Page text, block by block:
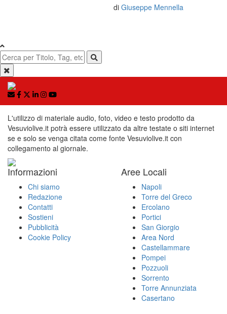
di Giuseppe Mennella
L'utilizzo di materiale audio, foto, video e testo prodotto da
Vesuviolive.it potrà essere utilizzato da altre testate o siti internet
se e solo se venga citata come fonte Vesuviolive.it con
collegamento al giornale.
Informazioni
Chi siamo
Redazione
Contatti
Sostieni
Pubblicità
Cookie Policy
Aree Locali
Napoli
Torre del Greco
Ercolano
Portici
San Giorgio
Area Nord
Castellammare
Pompei
Pozzuoli
Sorrento
Torre Annunziata
Casertano